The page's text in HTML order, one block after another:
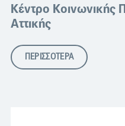
Κέντρο Κοινωνικής
Αττικής
ΠΕΡΙΣΣΟΤΕΡΑ